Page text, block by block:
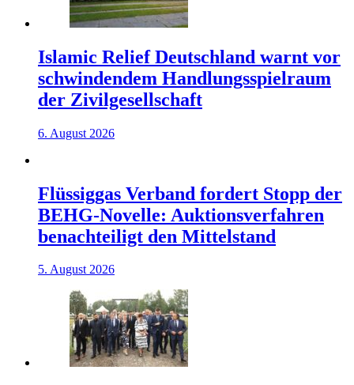
Islamic Relief Deutschland warnt vor
schwindendem Handlungsspielraum
der Zivilgesellschaft
6. August 2026
Flüssiggas Verband fordert Stopp der
BEHG-Novelle: Auktionsverfahren
benachteiligt den Mittelstand
5. August 2026